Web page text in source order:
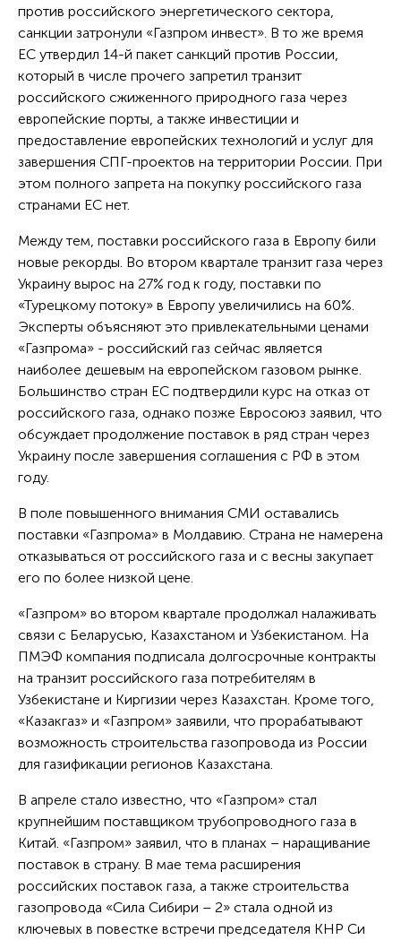
против российского энергетического сектора,
санкции затронули «Газпром инвест». В то же время
ЕС утвердил 14-й пакет санкций против России,
который в числе прочего запретил транзит
российского сжиженного природного газа через
европейские порты, а также инвестиции и
предоставление европейских технологий и услуг для
завершения СПГ-проектов на территории России. При
этом полного запрета на покупку российского газа
странами ЕС нет.
Между тем, поставки российского газа в Европу били
новые рекорды. Во втором квартале транзит газа через
Украину вырос на 27% год к году, поставки по
«Турецкому потоку» в Европу увеличились на 60%.
Эксперты объясняют это привлекательными ценами
«Газпрома» - российский газ сейчас является
наиболее дешевым на европейском газовом рынке.
Большинство стран ЕС подтвердили курс на отказ от
российского газа, однако позже Евросоюз заявил, что
обсуждает продолжение поставок в ряд стран через
Украину после завершения соглашения с РФ в этом
году.
В поле повышенного внимания СМИ оставались
поставки «Газпрома» в Молдавию. Страна не намерена
отказываться от российского газа и с весны закупает
его по более низкой цене.
«Газпром» во втором квартале продолжал налаживать
связи с Беларусью, Казахстаном и Узбекистаном. На
ПМЭФ компания подписала долгосрочные контракты
на транзит российского газа потребителям в
Узбекистане и Киргизии через Казахстан. Кроме того,
«Казакгаз» и «Газпром» заявили, что прорабатывают
возможность строительства газопровода из России
для газификации регионов Казахстана.
В апреле стало известно, что «Газпром» стал
крупнейшим поставщиком трубопроводного газа в
Китай. «Газпром» заявил, что в планах – наращивание
поставок в страну. В мае тема расширения
российских поставок газа, а также строительства
газопровода «Сила Сибири – 2» стала одной из
ключевых в повестке встречи председателя КНР Си